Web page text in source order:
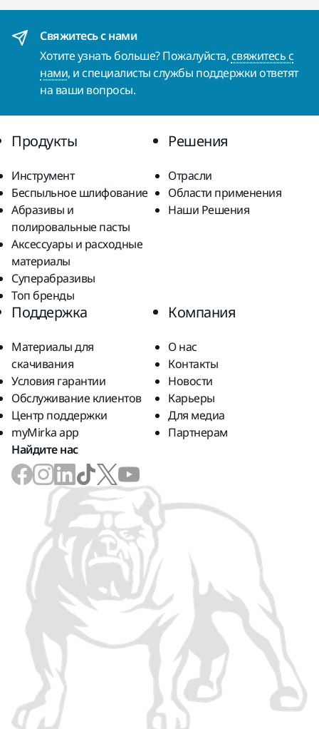
Свяжитесь с нами
Хотите узнать больше? Пожалуйста,свяжитесь с
нами, и специалисты службы поддержки ответят
на ваши вопросы.
Продукты
Инструмент
Беспыльное шлифование
Абразивы и
полировальные пасты
Аксессуары и расходные
материалы
Суперабразивы
Топ бренды
Решения
Отрасли
Области применения
Наши Решения
Поддержка
Материалы для
скачивания
Условия гарантии
Обслуживание клиентов
Центр поддержки
myMirka app
Компания
О нас
Контакты
Новости
Карьеры
Для медиа
Партнерам
Найдите нас